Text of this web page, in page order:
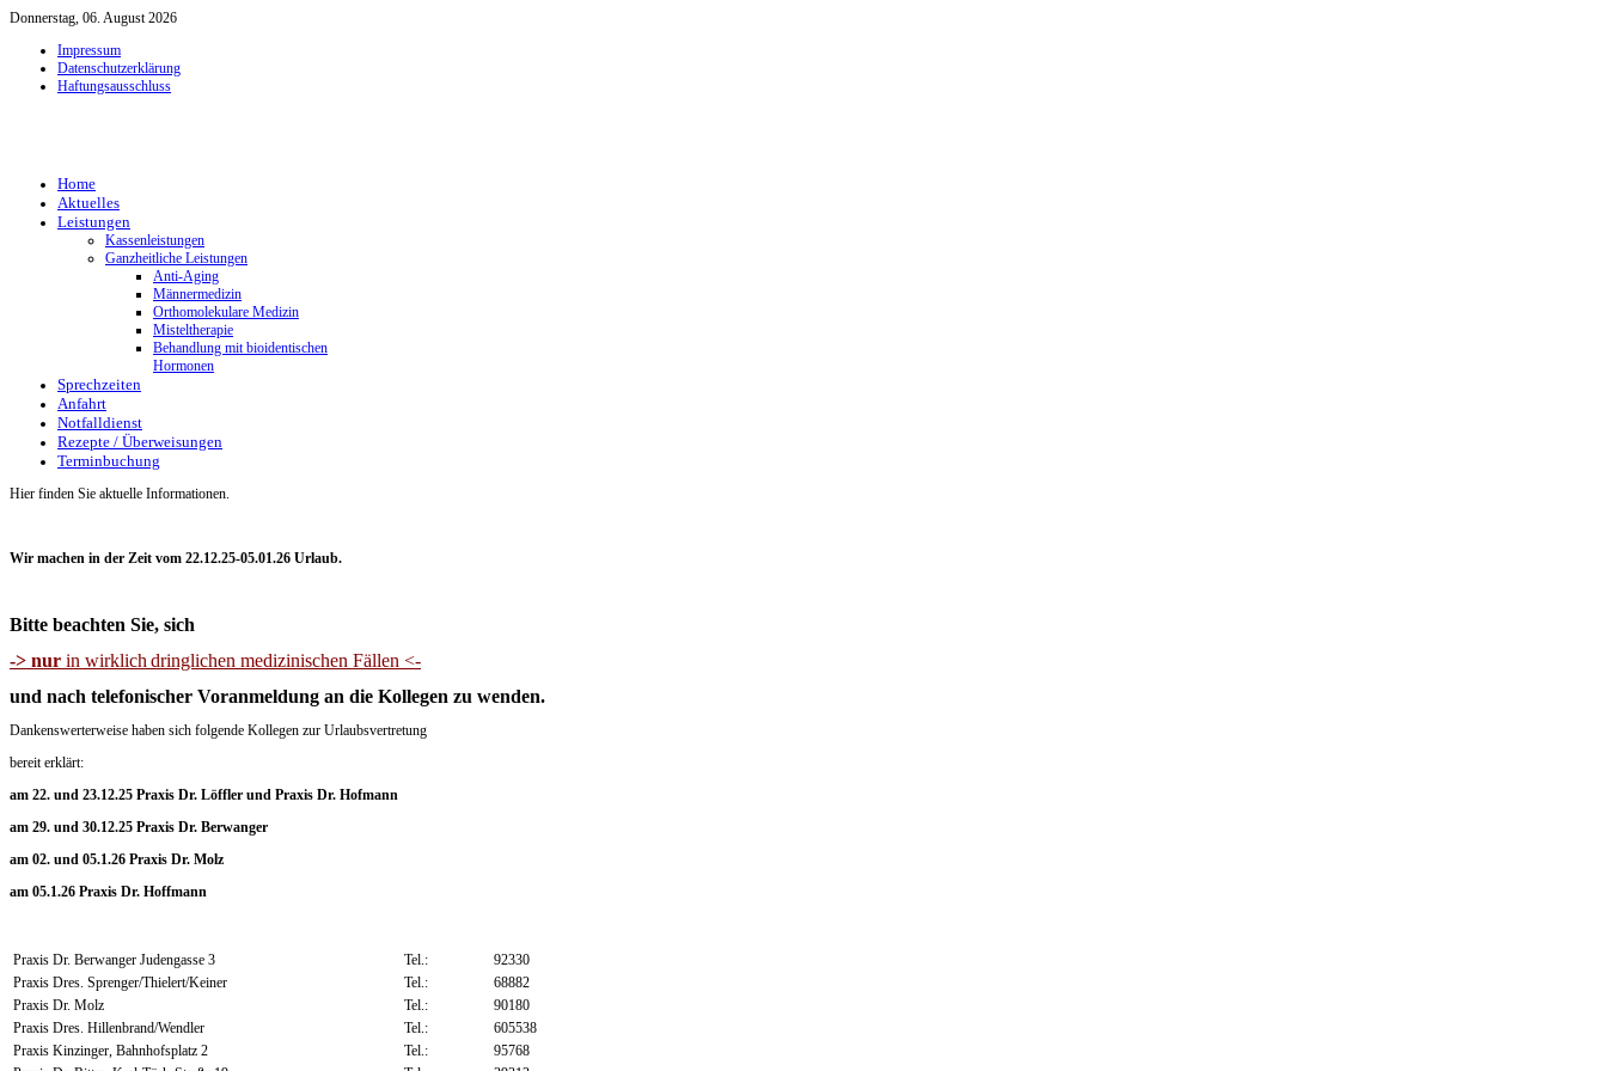
Donnerstag, 06. August 2026
Impressum
Datenschutzerklärung
Haftungsausschluss
Home
Aktuelles
Leistungen
Kassenleistungen
Ganzheitliche Leistungen
Anti-Aging
Männermedizin
Orthomolekulare Medizin
Misteltherapie
Behandlung mit bioidentischen
Hormonen
Sprechzeiten
Anfahrt
Notfalldienst
Rezepte / Überweisungen
Terminbuchung
Hier finden Sie aktuelle Informationen.
Wir machen in der Zeit vom 22.12.25-05.01.26 Urlaub.
Bitte beachten Sie, sich
-> nur in wirklich dringlichen medizinischen Fällen <-
und nach telefonischer Voranmeldung an die Kollegen zu wenden.
Dankenswerterweise haben sich folgende Kollegen zur Urlaubsvertretung
bereit erklärt:
am 22. und 23.12.25 Praxis Dr. Löffler und Praxis Dr. Hofmann
am 29. und 30.12.25 Praxis Dr. Berwanger
am 02. und 05.1.26 Praxis Dr. Molz
am 05.1.26 Praxis Dr. Hoffmann
Praxis Dr. Berwanger Judengasse 3 Tel.:
92330
Praxis Dres. Sprenger/Thielert/Keiner
Tel.:
68882
Praxis Dr. Molz
Tel.:
90180
Praxis Dres. Hillenbrand/Wendler
Tel.:
605538
Praxis Kinzinger, Bahnhofsplatz 2
Tel.:
95768